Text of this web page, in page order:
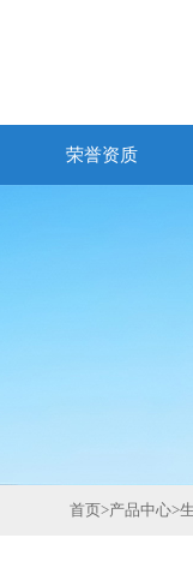
荣誉资质
首页>产品中心>